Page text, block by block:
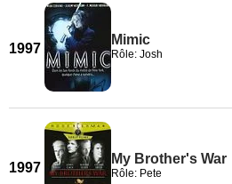
1997
Mimic
Rôle: Josh
1997
My Brother's War
Rôle: Pete